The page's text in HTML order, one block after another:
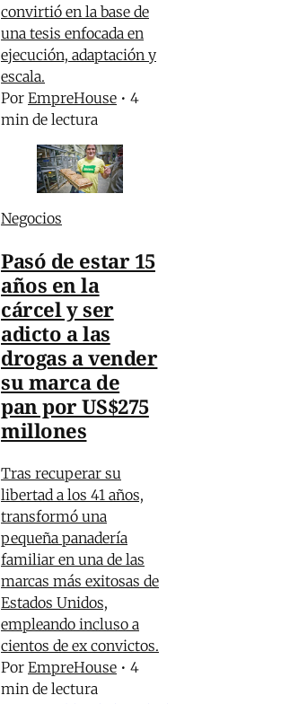
convirtió en la base de
una tesis enfocada en
ejecución, adaptación y
escala.
Por EmpreHouse • 4
min de lectura
Negocios
Pasó de estar 15
años en la
cárcel y ser
adicto a las
drogas a vender
su marca de
pan por US$275
millones
Tras recuperar su
libertad a los 41 años,
transformó una
pequeña panadería
familiar en una de las
marcas más exitosas de
Estados Unidos,
empleando incluso a
cientos de ex convictos.
Por EmpreHouse • 4
min de lectura